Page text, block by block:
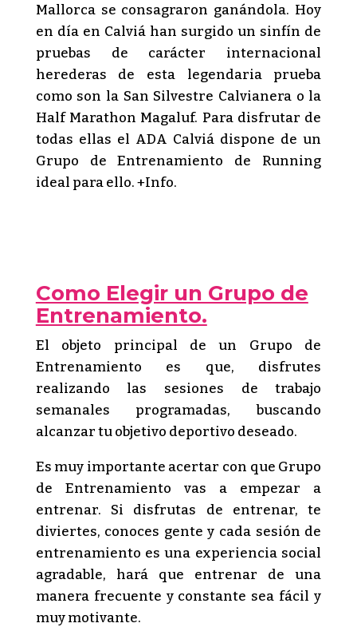
Mallorca se consagraron ganándola. Hoy
en día en Calviá han surgido un sinfín de
pruebas de carácter internacional
herederas de esta legendaria prueba
como son la San Silvestre Calvianera o la
Half Marathon Magaluf. Para disfrutar de
todas ellas el ADA Calviá dispone de un
Grupo de Entrenamiento de Running
ideal para ello. +Info.
Como Elegir un Grupo de
Entrenamiento.
El objeto principal de un Grupo de
Entrenamiento es que, disfrutes
realizando las sesiones de trabajo
semanales programadas, buscando
alcanzar tu objetivo deportivo deseado.
Es muy importante acertar con que Grupo
de Entrenamiento vas a empezar a
entrenar. Si disfrutas de entrenar, te
diviertes, conoces gente y cada sesión de
entrenamiento es una experiencia social
agradable, hará que entrenar de una
manera frecuente y constante sea fácil y
muy motivante.